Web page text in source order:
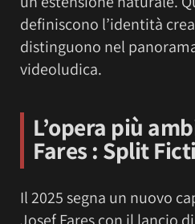
definiscono l’identità
distinguono nel
videoludica.
L’opera più
Fares : Split
Il 2025 segna un nuovo
Josef Fares con il lancio di